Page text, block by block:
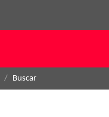
Buscar